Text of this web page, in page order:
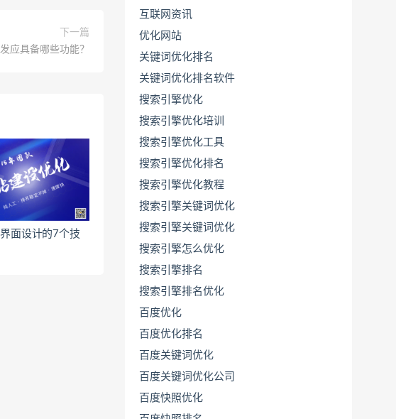
下一篇
应具备哪些功能？
面设计的7个技
互联网资讯
优化网站
关键词优化排名
关键词优化排名软件
搜索引擎优化
搜索引擎优化培训
搜索引擎优化工具
搜索引擎优化排名
搜索引擎优化教程
搜索引擎关键词优化
搜索引擎关键词优化
搜索引擎怎么优化
搜索引擎排名
搜索引擎排名优化
百度优化
百度优化排名
百度关键词优化
百度关键词优化公司
百度快照优化